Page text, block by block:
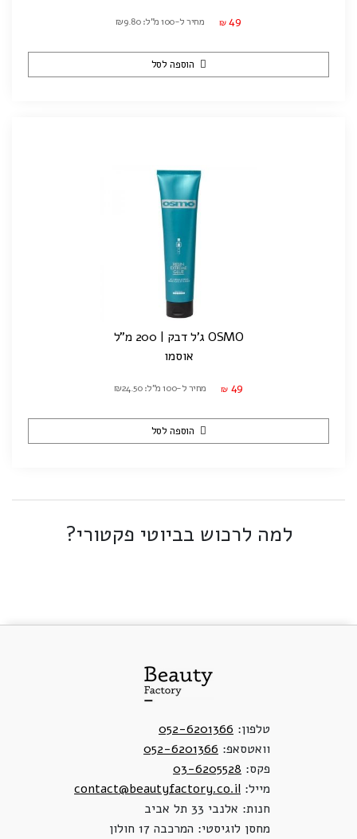
₪ 49 מחיר ל-100 מ"ל: ₪9.80
הוספה לסל
OSMO ג'ל דבק | 200 מ"ל
אוסמו
₪ 49 מחיר ל-100 מ"ל: ₪24.50
הוספה לסל
למה לרכוש בביוטי פקטורי?
טלפון: 052-6201366
וואטסאפ: 052-6201366
פקס: 03-6205528
מייל: contact@beautyfactory.co.il
חנות: אלנבי 33 תל אביב
מחסן לוגיסטי: המרכבה 17 חולון